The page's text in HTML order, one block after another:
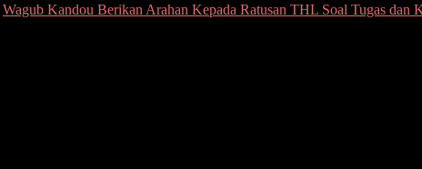
Wagub Kandou Berikan Arahan Kepada Ratusan THL Soal Tugas dan